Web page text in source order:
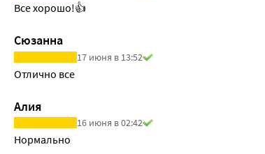
Все хорошо!👍
Сюзанна
17 июня в 13:52
Отлично все
Алия
16 июня в 02:42
Нормально